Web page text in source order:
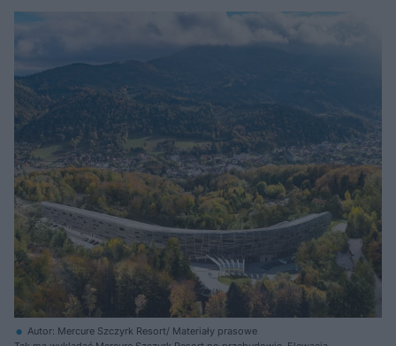
Autor: Mercure Szczyrk Resort/ Materiały prasowe